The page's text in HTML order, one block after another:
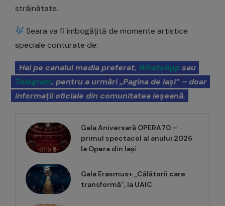
străinătate.
Seara va fi îmbogățită de momente artistice
speciale conturate de:
Hai pe canalul media preferat, WhatsAppsau
Telegram, pentru a urmări „Pagina de Iași” – doar
informații oficiale din comunitatea ieșeană.
Gala Aniversară OPERA70 –
primul spectacol al anului 2026
la Opera din Iași
Gala Erasmus+ „Călătorii care
transformă”, la UAIC